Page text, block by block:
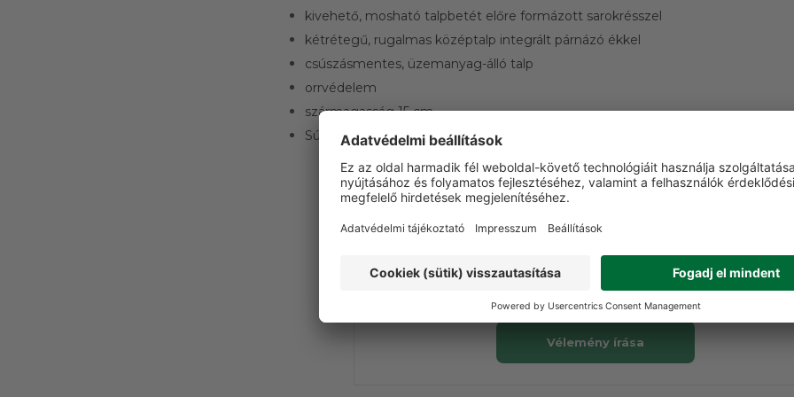
kivehető, mosható talpbetét előre formázott sarokrésszel
kétrétegű, rugalmas középtalp integrált párnázó ékkel
csúszásmentes, üzemanyag-álló talp
orrvédelem
szármagasság 15 cm
Súly 1110 g (9-es méret)
Ezt a terméket még senki nem értékelte. Legyen Ön az
Vélemény írása